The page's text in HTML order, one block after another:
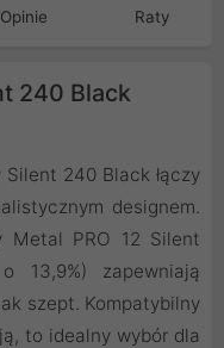
Opinie Raty
240 Black
240 Black łączy
designem.
Metal PRO 12 Silent
13,9%) zapewniają
szept. Kompatybilny
to idealny wybór dla